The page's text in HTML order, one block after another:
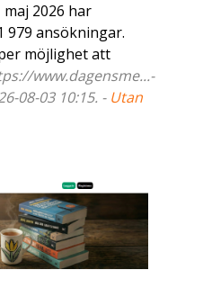
2026 har
979 ansökningar.
möjlighet att
www.dagensme...-
08-03 10:15. - Utan